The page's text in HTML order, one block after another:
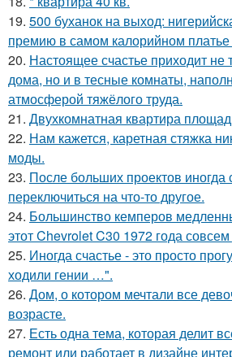
19. 500 буханок на выход:
премию в самом калорийном
20. Настоящее счастье приходит не
дома, но и в тесные комнаты,
атмосферой тяжёлого труда.
21. Двухкомнатная квартира
22. Нам кажется, каретная стяжка
моды.
23. После больших проектов иногда
переключиться на что-то другое.
24. Большинство кемперов
этот Chevrolet C30 1972 года совсем
25. Иногда счастье - это просто
ходили гении …".
26. Дом, о котором мечтали все
возрасте.
27. Есть одна тема, которая делит
ремонт или работает в дизайне